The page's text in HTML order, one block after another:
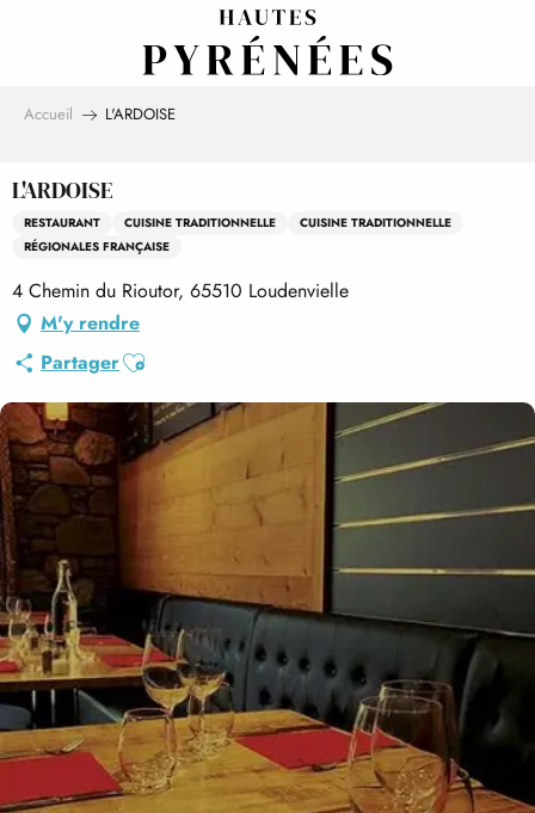
Accueil L'ARDOISE
L'ARDOISE
RESTAURANT CUISINE TRADITIONNELLE
CUISINE TRADITIONNELLE
RÉGIONALES FRANÇAISE
4 Chemin du Rioutor, 65510 Loudenvielle
M'y rendre
PartagerAjouter aux favoris